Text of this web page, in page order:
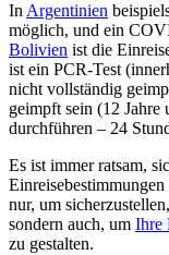
In Argentinien
möglich, und ein
Bolivien ist die
ist ein PCR-Test
nicht vollständig
geimpft sein (12 Jahre
durchführen – 24
Es ist immer ratsam,
nur, um
sondern auch, um Ihre
zu gestalten.